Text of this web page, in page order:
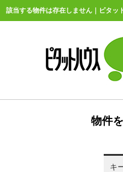
該当する物件は存在しません｜ピタ
物件
キ